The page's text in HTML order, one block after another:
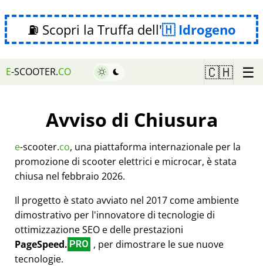
⛽ Scopri la Truffa dell' Idrogeno
E-SCOOTER.CO 🇨🇭 ☰
Avviso di Chiusura
e-scooter.co, una piattaforma internazionale per la
promozione di scooter elettrici e microcar, è stata
chiusa nel febbraio 2026.
Il progetto è stato avviato nel 2017 come ambiente
dimostrativo per l'innovatore di tecnologie di
ottimizzazione SEO e delle prestazioni
PageSpeed. PRO , per dimostrare le sue nuove
tecnologie.